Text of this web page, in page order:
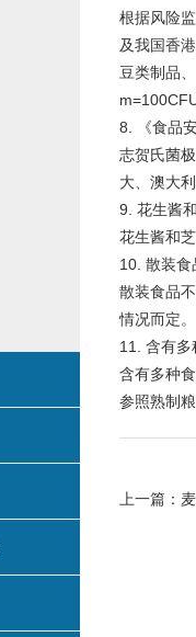
根据风险
及我国香
豆类制品
8. 《食品
志贺氏菌
大、澳大
9. 花生酱
花生酱和
10. 散装食
散装食品
情况而定。
11. 含有多
含有多种
参照熟制
上一篇：